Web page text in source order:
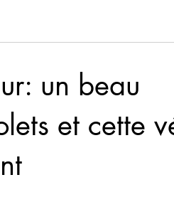
un beau
et cette